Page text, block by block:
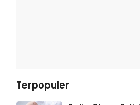
Terpopuler